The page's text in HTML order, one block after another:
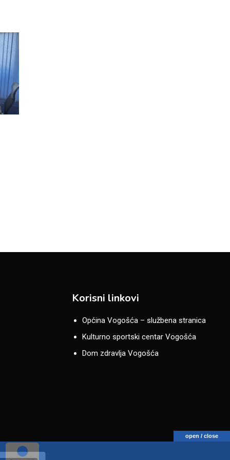
Korisni linkovi
Općina Vogošća – službena stranica
Kulturno sportski centar Vogošća
Dom zdravlja Vogošća
open / close